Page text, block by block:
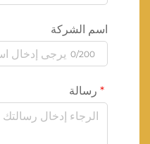
اسم الشركة
0/200
رسالة